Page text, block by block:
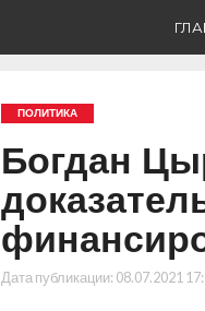
ПОЛИТИКА
Богдан
Дата публикации: 08.07.2021